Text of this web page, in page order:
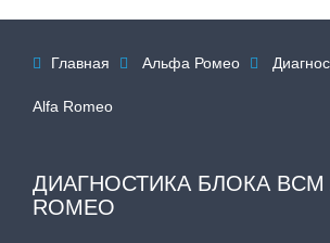
 Главная  Альфа Ромео 
Alfa Romeo
ДИАГНОСТИКА БЛОКА BCM
ROMEO